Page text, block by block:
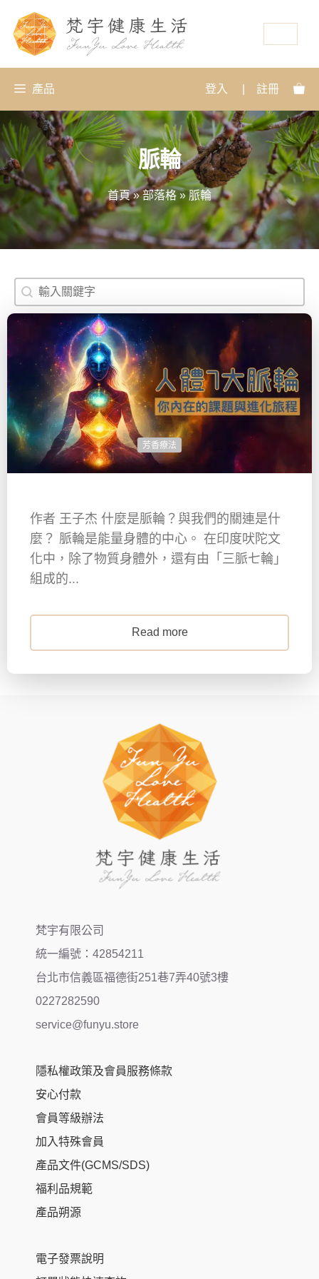
產品 登入 註冊
脈輪
首頁 » 部落格 » 脈輪
搜尋
Search content
芳香療法
作者 王子杰 什麼是脈輪？與我們的關連是什
麼？ 脈輪是能量身體的中心。 在印度吠陀文
化中，除了物質身體外，還有由「三脈七輪」
組成的...
Read more
梵宇有限公司
統一編號：42854211
台北市信義區福德街251巷7弄40號3樓
0227282590
service@funyu.store
隱私權政策及會員服務條款
安心付款
會員等級辦法
加入特殊會員
產品文件(GCMS/SDS)
福利品規範
產品朔源
電子發票說明